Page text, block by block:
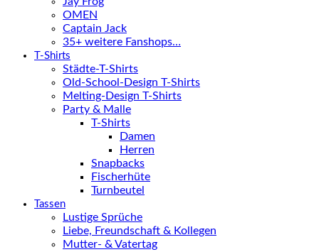
OMEN
Captain Jack
35+ weitere Fanshops…
T-Shirts
Städte-T-Shirts
Old-School-Design T-Shirts
Melting-Design T-Shirts
Party & Malle
T-Shirts
Damen
Herren
Snapbacks
Fischerhüte
Turnbeutel
Tassen
Lustige Sprüche
Liebe, Freundschaft & Kollegen
Mutter- & Vatertag